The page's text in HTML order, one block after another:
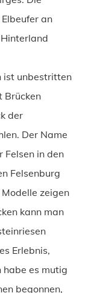
an
ist unbestritten
Brücken
der
Der Name
Felsen in den
Felsenburg
zeigen
kann man
Erlebnis,
habe es mutig
begonnen,